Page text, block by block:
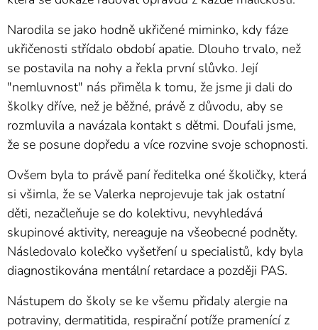
Narodila se jako hodně ukřičené miminko, kdy fáze
ukřičenosti střídalo období apatie. Dlouho trvalo, než
se postavila na nohy a řekla první slůvko. Její
"nemluvnost" nás přiměla k tomu, že jsme ji dali do
školky dříve, než je běžné, právě z důvodu, aby se
rozmluvila a navázala kontakt s dětmi. Doufali jsme,
že se posune dopředu a více rozvine svoje schopnosti.
Ovšem byla to právě paní ředitelka oné školičky, která
si všimla, že se Valerka neprojevuje tak jak ostatní
děti, nezačleňuje se do kolektivu, nevyhledává
skupinové aktivity, nereaguje na všeobecné podněty.
Následovalo kolečko vyšetření u specialistů, kdy byla
diagnostikována mentální retardace a později PAS.
Nástupem do školy se ke všemu přidaly alergie na
potraviny, dermatitida, respirační potíže pramenící z